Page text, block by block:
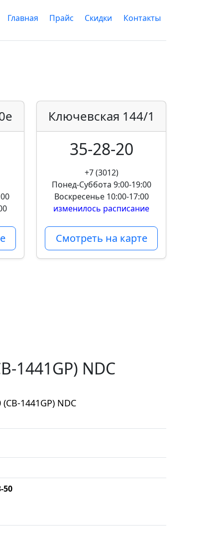
Главная Прайс Скидки Контакты
Ключевская 144/1
35-28-20
+7 (3012)
Понед-Суббота 9:00-19:00
Воскресенье 10:00-17:00
изменилось расписание
Смотреть на карте
1441GP) NDC
1441GP) NDC
50